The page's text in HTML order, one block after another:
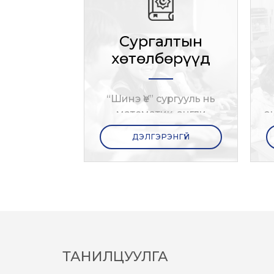
Сургалтын
хөтөлбөрүүд
“Шинэ Үе” сургууль нь
математик, англи
хэлний гүнзгийрүүлсэн
сургалт явуулахын
ДЭЛГЭРЭНГҮЙ
ТАНИЛЦУУЛГА